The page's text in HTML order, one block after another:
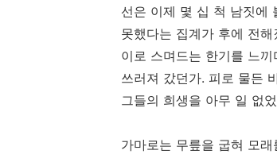
선은 이제 몇 십 척 남짓에
못했다는 집계가 후에 전
이로 스며드는 한기를 느
쓰러져 갔던가. 피로 물든
그들의 희생을 아무 일 없
가마로는 무릎을 굽혀 모